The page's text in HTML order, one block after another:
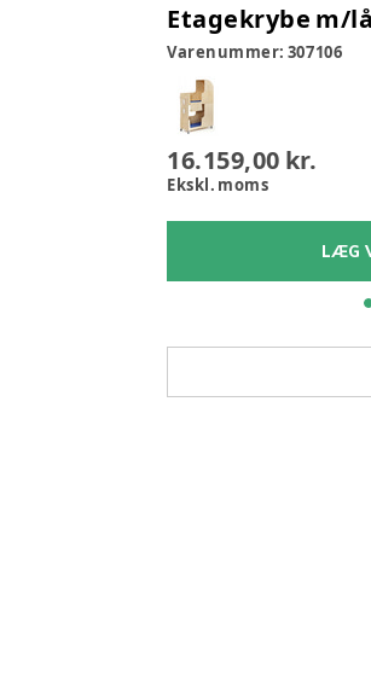
Etagekrybe m/
Varenummer: 307106
16.159,00 kr.
Ekskl. moms
LÆG